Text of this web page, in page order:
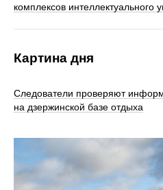
комплексов интеллектуального
Картина дня
Следователи проверяют
на дзержинской базе отдыха